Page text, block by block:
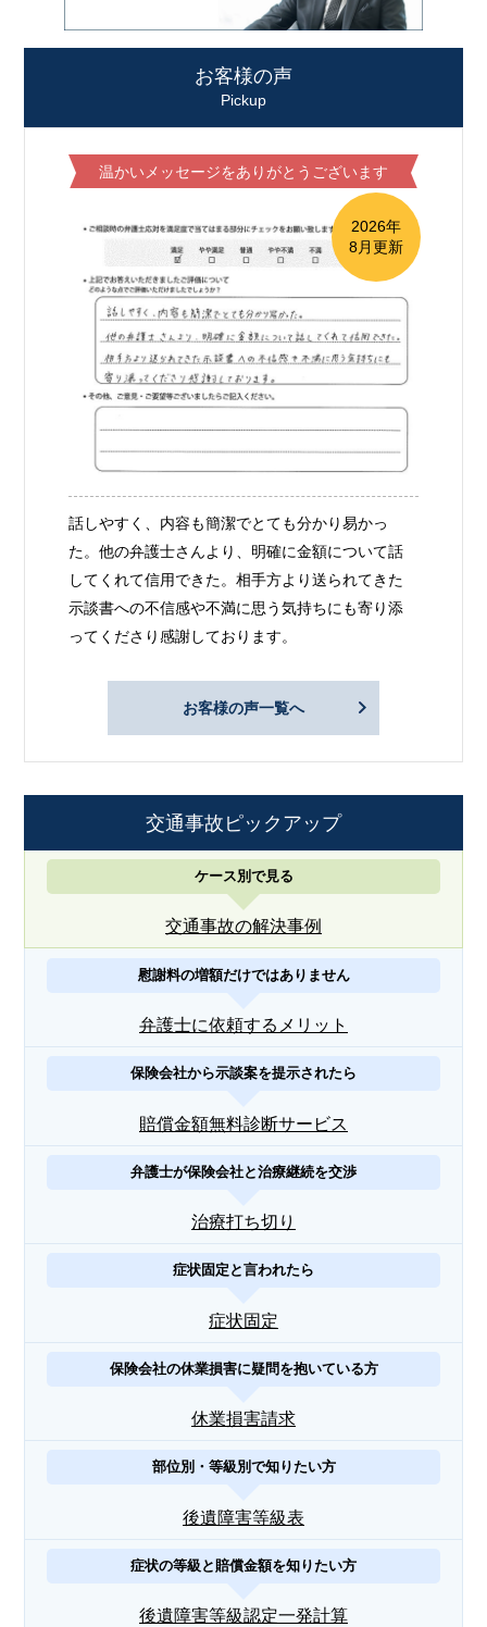
お客様の声
Pickup
温かいメッセージをありがとうございます
2026年
8月更新
話しやすく、内容も簡潔でとても分かり易かっ
た。他の弁護士さんより、明確に金額について話
してくれて信用できた。相手方より送られてきた
示談書への不信感や不満に思う気持ちにも寄り添
ってくださり感謝しております。
お客様の声一覧へ
交通事故ピックアップ
ケース別で見る
交通事故の解決事例
慰謝料の増額だけではありません
弁護士に依頼するメリット
保険会社から示談案を提示されたら
賠償金額無料診断サービス
弁護士が保険会社と治療継続を交渉
治療打ち切り
症状固定と言われたら
症状固定
保険会社の休業損害に疑問を抱いている方
休業損害請求
部位別・等級別で知りたい方
後遺障害等級表
症状の等級と賠償金額を知りたい方
後遺障害等級認定一発計算